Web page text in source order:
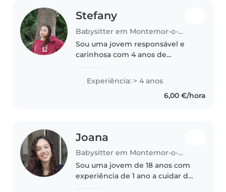
Stefany
Babysitter em Montemor-o-Novo
Sou uma jovem responsável e
carinhosa com 4 anos de
Atualmente estou no curso
profissional de técnico de ação
Experiência: > 4 anos
6,00 €/hora
Joana
Babysitter em Montemor-o-Novo
Sou uma jovem de 18 anos com
experiência de 1 ano a cuidar de